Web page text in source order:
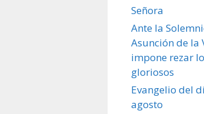
Señora
Ante la
Asunción de la
impone rezar
gloriosos
Evangelio del
agosto